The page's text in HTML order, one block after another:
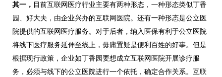
其一 ， 目前互联网医疗行业主要有两种形态，一种形态类似丁香
园、好大夫，由企业兴办的互联网医院。还有一种形态是公立医
院提供的互联网医疗服务。对于后者，纳入医保有利于公立医院
将线下医疗服务延伸至线上，毋庸置疑是便利百姓的好事。但是
根据现行政策，企业如丁香园要想成立互联网医院开展诊疗服
务，必须与线下的公立医院进行一个依托，确定合作关系。互联